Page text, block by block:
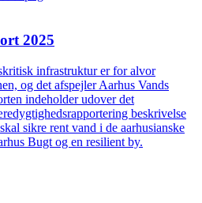
2025
infrastruktur er for alvor
og det afspejler Aarhus Vands
indeholder udover det
beskrivelse
sikre rent vand i de aarhusianske
Bugt og en resilient by.